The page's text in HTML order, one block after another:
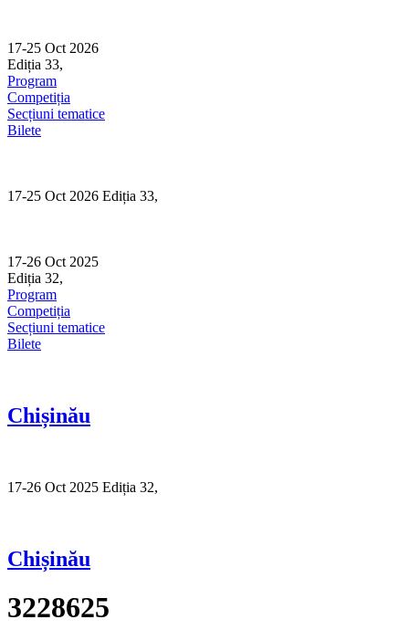
content
17-25 Oct 2026
Ediția 33,
Program
Competiția
Secțiuni tematice
Bilete
17-25 Oct 2026 Ediția 33,
17-26 Oct 2025
Ediția 32,
Program
Competiția
Secțiuni tematice
Bilete
Chișinău
17-26 Oct 2025 Ediția 32,
Chișinău
3228625